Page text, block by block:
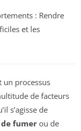
: Rendre
et les
un processus
de facteurs
s’agisse de
fumer ou de